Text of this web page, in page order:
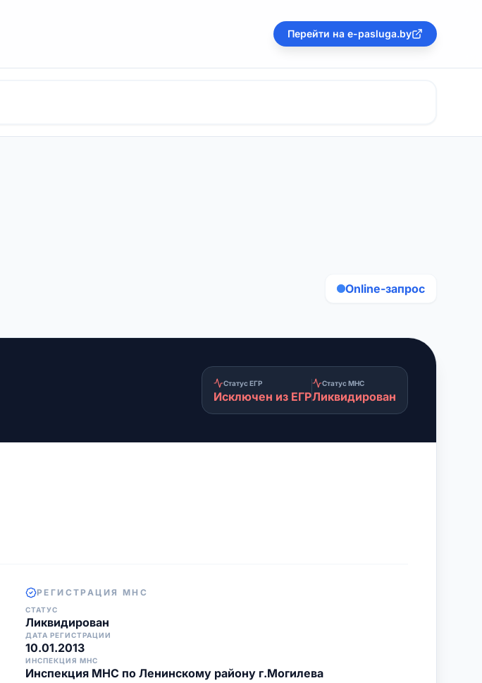
Перейти на e-pasluga.by
Online-запрос
Статус ЕГР
Исключен из ЕГР
Статус МНС
Ликвидирован
РЕГИСТРАЦИЯ МНС
СТАТУС
Ликвидирован
ДАТА РЕГИСТРАЦИИ
10.01.2013
ИНСПЕКЦИЯ МНС
Инспекция МНС по Ленинскому району г.Могилева